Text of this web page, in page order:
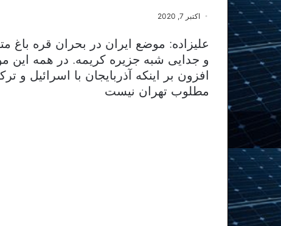
اکتبر 7, 2020
علیزاده: موضع ایران در بحران قره
و جدایی شبه جزیره کریمه. در همه این
افزون بر اینکه آذربایجان با اسرائیل و
مطلوب تهران نیست